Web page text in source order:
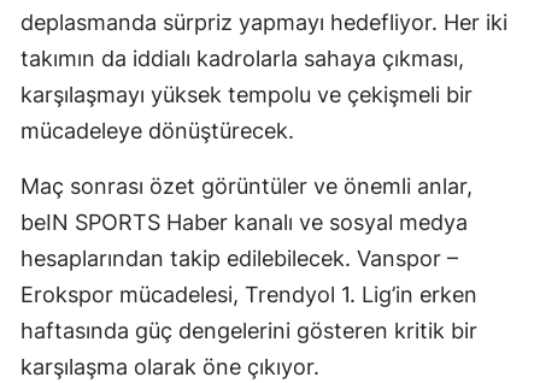
deplasmanda sürpriz yapmayı hedefliyor. Her iki
takımın da iddialı kadrolarla sahaya çıkması,
karşılaşmayı yüksek tempolu ve çekişmeli bir
mücadeleye dönüştürecek.
Maç sonrası özet görüntüler ve önemli anlar,
beIN SPORTS Haber kanalı ve sosyal medya
hesaplarından takip edilebilecek. Vanspor –
Erokspor mücadelesi, Trendyol 1. Lig’in erken
haftasında güç dengelerini gösteren kritik bir
karşılaşma olarak öne çıkıyor.